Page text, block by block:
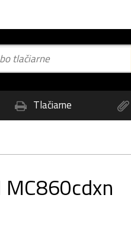
Tlačiarne